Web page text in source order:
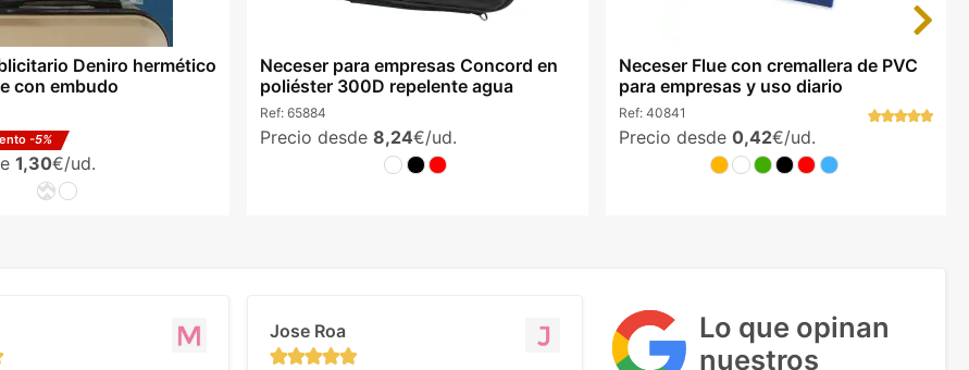
Deniro hermético
con embudo
-5%
1,30€/ud.
Neceser para empresas Concord en
poliéster 300D repelente agua
Ref: 65884
Precio desde 8,24€/ud.
Neceser Flue con cremallera de PVC
para empresas y uso diario
Ref: 40841
Precio desde 0,42€/ud.
Next
Lo que opinan
nuestros
Jose Roa